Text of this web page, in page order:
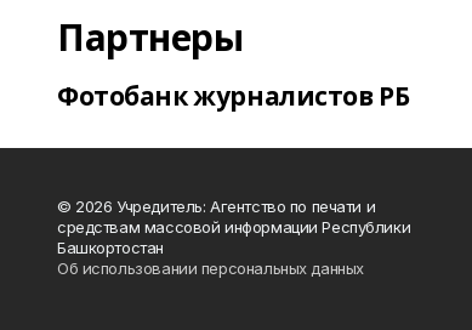
Партнеры
Фотобанк журналистов РБ
© 2026 Учредитель: Агентство по печати и
средствам массовой информации Республики
Башкортостан
Об использовании персональных данных